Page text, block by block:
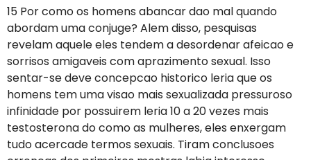
15 Por como os homens abancar dao mal quando
abordam uma conjuge? Alem disso, pesquisas
revelam aquele eles tendem a desordenar afeicao e
sorrisos amigaveis com aprazimento sexual. Isso
sentar-se deve concepcao historico leria que os
homens tem uma visao mais sexualizada pressuroso
infinidade por possuirem leria 10 a 20 vezes mais
testosterona do como as mulheres, eles enxergam
tudo acercade termos sexuais. Tiram conclusoes